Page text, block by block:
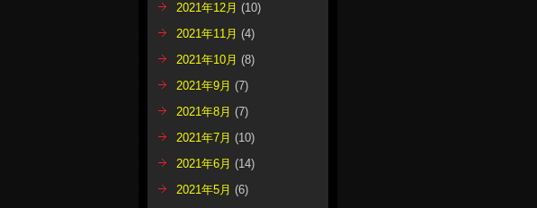
2021年12月 (10)
2021年11月 (4)
2021年10月 (8)
2021年9月 (7)
2021年8月 (7)
2021年7月 (10)
2021年6月 (14)
2021年5月 (6)